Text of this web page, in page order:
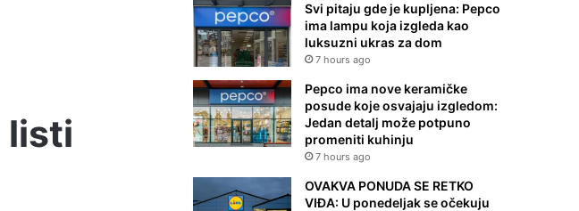
listi
Svi pitaju gde je kupljena: Pepco
ima lampu koja izgleda kao
luksuzni ukras za dom
7 hours ago
Pepco ima nove keramičke
posude koje osvajaju izgledom:
Jedan detalj može potpuno
promeniti kuhinju
7 hours ago
OVAKVA PONUDA SE RETKO
VIĐA: U ponedeljak se očekuju